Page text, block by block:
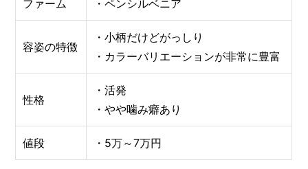
ファーム ・ペンシルベニア
容姿の特徴
・小柄だけどがっしり
・カラーバリエーションが非常に豊富
性格
・活発
・やや噛み癖あり
値段 ・5万～7万円